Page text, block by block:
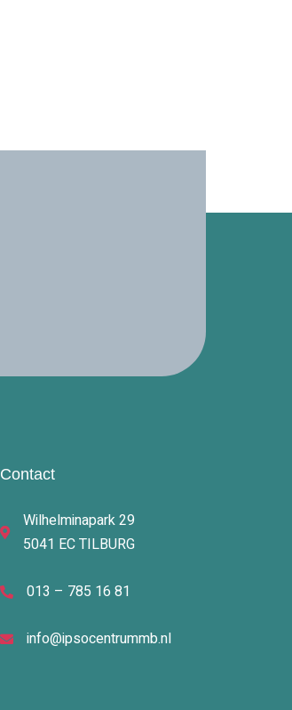
Contact
Wilhelminapark 29
5041 EC TILBURG
013 – 785 16 81
info@ipsocentrummb.nl